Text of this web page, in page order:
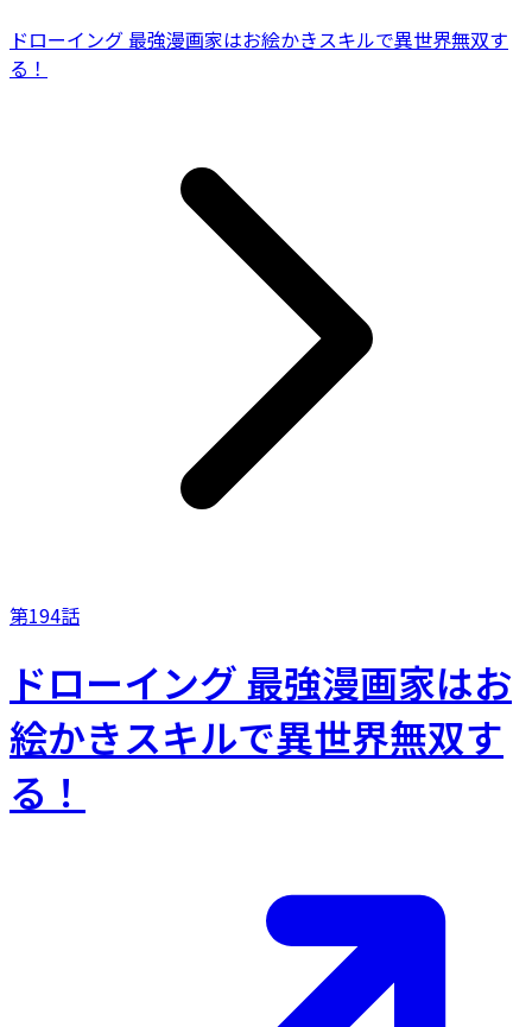
ドローイング 最強漫画家はお絵かきスキルで異世界無双す
る！
第194話
ドローイング 最強漫画家はお
絵かきスキルで異世界無双す
る！